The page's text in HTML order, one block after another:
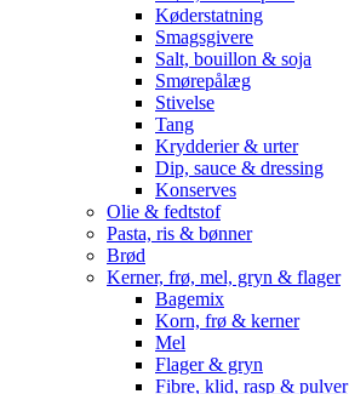
Køderstatning
Smagsgivere
Salt, bouillon & soja
Smørepålæg
Stivelse
Tang
Krydderier & urter
Dip, sauce & dressing
Konserves
Olie & fedtstof
Pasta, ris & bønner
Brød
Kerner, frø, mel, gryn & flager
Bagemix
Korn, frø & kerner
Mel
Flager & gryn
Fibre, klid, rasp & pulver